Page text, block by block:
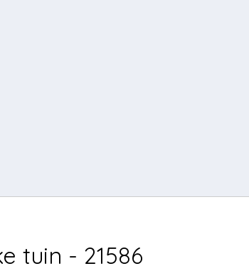
tuin - 21586